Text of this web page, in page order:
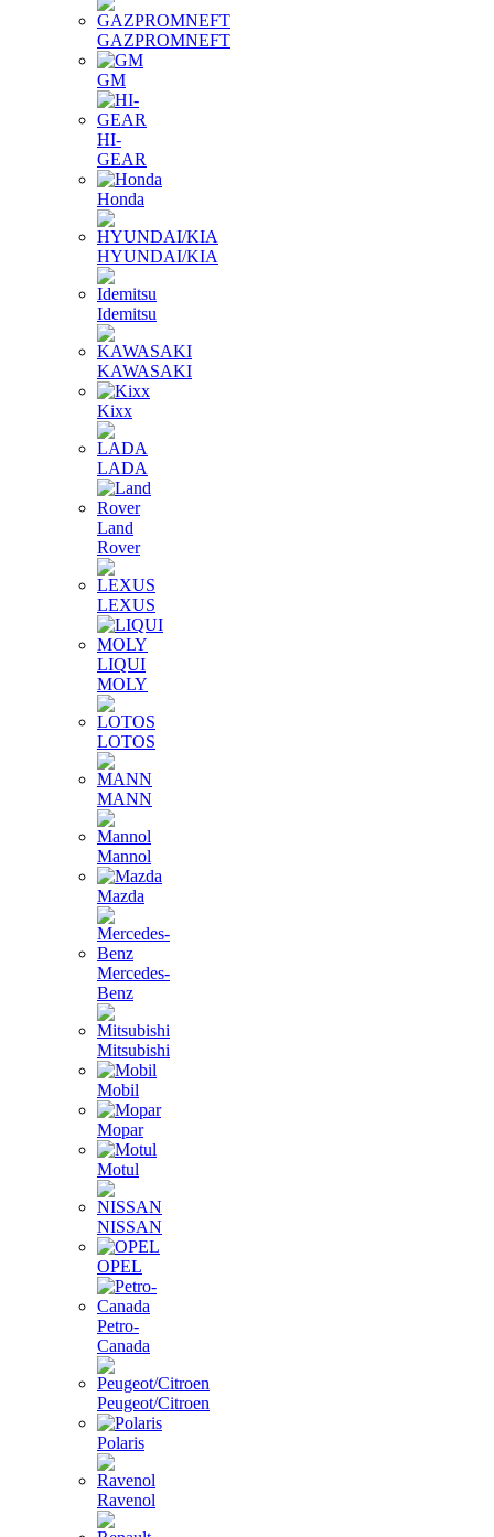
GAZPROMNEFT
GM
HI-
GEAR
Honda
HYUNDAI/KIA
Idemitsu
KAWASAKI
Kixx
LADA
Land
Rover
LEXUS
LIQUI
MOLY
LOTOS
MANN
Mannol
Mazda
Mercedes-
Benz
Mitsubishi
Mobil
Mopar
Motul
NISSAN
OPEL
Petro-
Canada
Peugeot/Citroen
Polaris
Ravenol